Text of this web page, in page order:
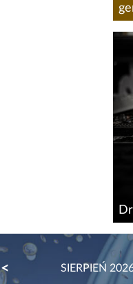
SIERPIEŃ
PREVIOUS